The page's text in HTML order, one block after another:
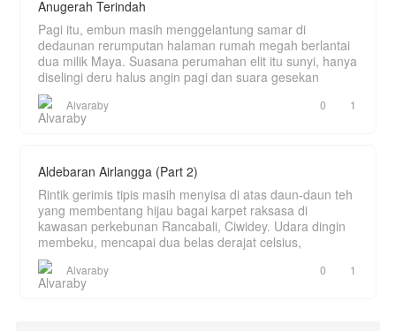
Anugerah Terindah
Pagi itu, embun masih menggelantung samar di
dedaunan rerumputan halaman rumah megah berlantai
dua milik Maya. Suasana perumahan elit itu sunyi, hanya
diselingi deru halus angin pagi dan suara gesekan
Alvaraby 0 1
Aldebaran Airlangga (Part 2)
Rintik gerimis tipis masih menyisa di atas daun-daun teh
yang membentang hijau bagai karpet raksasa di
kawasan perkebunan Rancabali, Ciwidey. Udara dingin
membeku, mencapai dua belas derajat celsius,
Alvaraby 0 1